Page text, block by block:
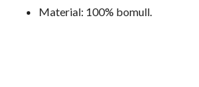
Material: 100% bomull.